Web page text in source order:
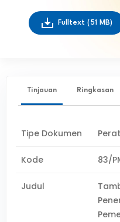
Fulltext (51 MB)
Tinjauan Ringkasan
Tipe Dokumen
Kode 83/
Judul